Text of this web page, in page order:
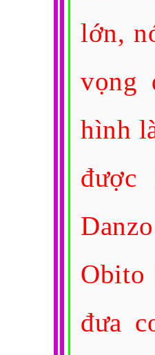
lớn,
vọng
hình
được
Obito
đưa